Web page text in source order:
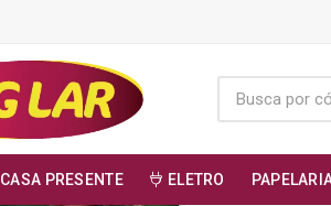
CASA PRESENTE ELETRO